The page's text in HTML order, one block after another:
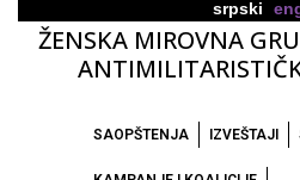
srpski
ŽENSKA MIROVNA
SAOPŠTENJA IZVEŠTAJI